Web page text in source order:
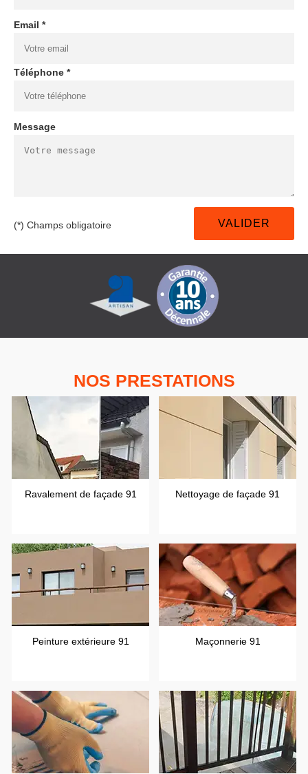
Email *
Téléphone *
Message
(*) Champs obligatoire
NOS PRESTATIONS
Ravalement de façade 91 Nettoyage de façade 91
Peinture extérieure 91 Maçonnerie 91